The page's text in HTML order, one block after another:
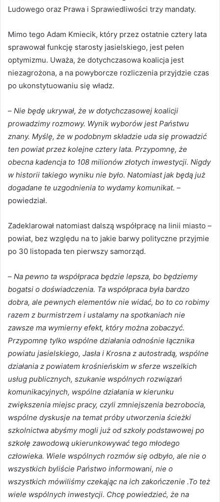
Ludowego oraz Prawa i Sprawiedliwości trzy mandaty.
Mimo tego Adam Kmiecik, który przez ostatnie cztery lata
sprawował funkcję starosty jasielskiego, jest pełen
optymizmu. Uważa, że dotychczasowa koalicja jest
niezagrożona, a na powyborcze rozliczenia przyjdzie czas
po ukonstytuowaniu się władz.
– Nie będę ukrywał, że w dotychczasowej koalicji
prowadzimy rozmowy. Wynik wyborów jest Państwu
znany. Myślę, że w podobnym składzie uda się prowadzić
ten powiat przez kolejne cztery lata. Przypomnę, że
obecna kadencja to 108 milionów złotych inwestycji. Nigdy
w historii takiego wyniku nie było. Natomiast jak będą już
dogadane te uzgodnienia to wydamy komunikat. –
powiedział.
Zadeklarował natomiast dalszą współpracę na linii miasto –
powiat, bez względu na to jakie barwy polityczne przyjmie
po 30 listopada ten pierwszy samorząd.
– Na pewno ta współpraca będzie lepsza, bo będziemy
bogatsi o doświadczenia. Ta współpraca była bardzo
dobra, ale pewnych elementów nie widać, bo to co robimy
razem z burmistrzem i ustalamy na spotkaniach nie
zawsze ma wymierny efekt, który można zobaczyć.
Przypomnę tylko wspólne działania odnośnie łącznika
powiatu jasielskiego, Jasła i Krosna z autostradą, wspólne
działania z powiatem krośnieńskim w sferze wszelkich
usług publicznych, szukanie wspólnych rozwiązań
komunikacyjnych, wspólne działania w kierunku
zwiększenia miejsc pracy, czyli zmniejszenia bezrobocia,
wspólne dyskusje na temat próby utworzenia ścieżki
szkolnictwa abyśmy mogli już od szkoły podstawowej po
szkołę zawodową ukierunkowywać tego młodego
człowieka. Wiele wspólnych rozmów się odbyło, ale nie o
wszystkich byliście Państwo informowani, nie o
wszystkich mówiliśmy czekając na ich zakończenie .To też
wiele wspólnych inwestycji. Chcę powiedzieć, że na